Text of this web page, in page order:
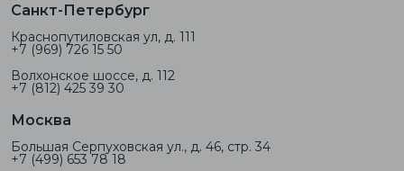
Санкт-Петербург
Краснопутиловская ул, д. 111
+7 (969) 726 15 50
Волхонское шоссе, д. 112
+7 (812) 425 39 30
Москва
Большая Серпуховская ул., д. 46, стр. 34
+7 (499) 653 78 18